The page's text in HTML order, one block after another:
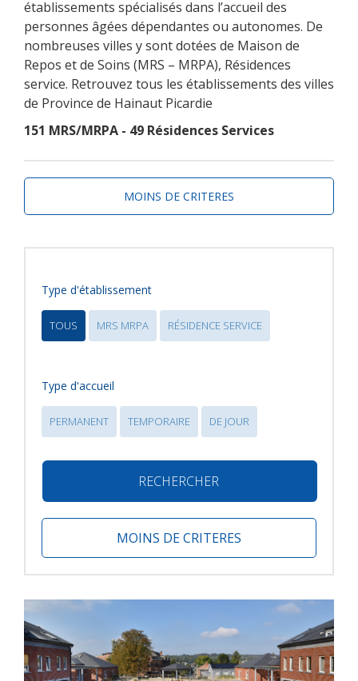
établissements spécialisés dans l’accueil des
personnes âgées dépendantes ou autonomes. De
nombreuses villes y sont dotées de Maison de
Repos et de Soins (MRS – MRPA), Résidences
service. Retrouvez tous les établissements des villes
de Province de Hainaut Picardie
151 MRS/MRPA - 49 Résidences Services
MOINS DE CRITERES
Type d'établissement
TOUS MRS MRPA RÉSIDENCE SERVICE
Type d'accueil
PERMANENT TEMPORAIRE DE JOUR
RECHERCHER
MOINS DE CRITERES